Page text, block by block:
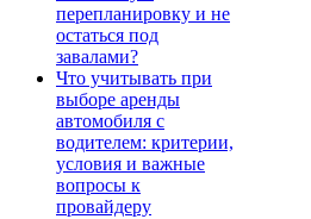
перепланировку и не
остаться под
завалами?
Что учитывать при
выборе аренды
автомобиля с
водителем: критерии,
условия и важные
вопросы к
провайдеру